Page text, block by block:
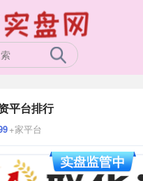
平台排行
+家平台